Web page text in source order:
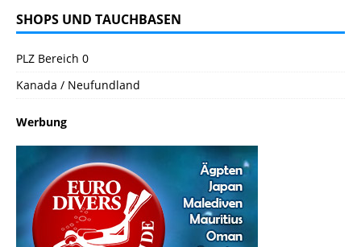
SHOPS UND TAUCHBASEN
PLZ Bereich 0
Kanada / Neufundland
Werbung